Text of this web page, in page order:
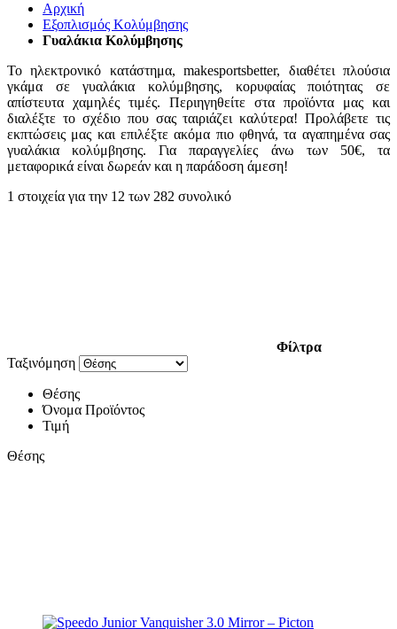
Αρχική
Εξοπλισμός Κολύμβησης
Γυαλάκια Κολύμβησης
Το ηλεκτρονικό κατάστημα, makesportsbetter, διαθέτει πλούσια
γκάμα σε γυαλάκια κολύμβησης, κορυφαίας ποιότητας σε
απίστευτα χαμηλές τιμές. Περιηγηθείτε στα προϊόντα μας και
διαλέξτε το σχέδιο που σας ταιριάζει καλύτερα! Προλάβετε τις
εκπτώσεις μας και επιλέξτε ακόμα πιο φθηνά, τα αγαπημένα σας
γυαλάκια κολύμβησης. Για παραγγελίες άνω των 50€, τα
μεταφορικά είναι δωρεάν και η παράδοση άμεση!
1 στοιχεία για την 12 των 282 συνολικό
Φίλτρα
Ταξινόμηση
Θέσης
Όνομα Προϊόντος
Τιμή
Θέσης